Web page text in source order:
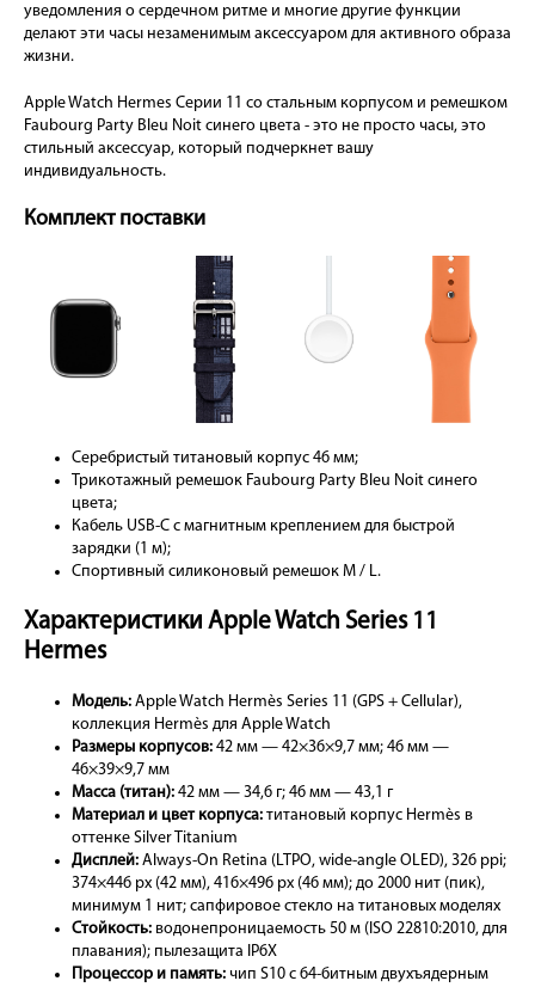
уведомления о сердечном ритме и многие другие функции
делают эти часы незаменимым аксессуаром для активного образа
жизни.
Apple Watch Hermes Серии 11 со стальным корпусом и ремешком
Faubourg Party Bleu Noit синего цвета - это не просто часы, это
стильный аксессуар, который подчеркнет вашу
индивидуальность.
Комплект поставки
Серебристый титановый корпус 46 мм;
Трикотажный ремешок Faubourg Party Bleu Noit синего
цвета;
Кабель USB-C с магнитным креплением для быстрой
зарядки (1 м);
Cпортивный силиконовый ремешок M / L.
Характеристики Apple Watch Series 11
Hermes
Модель: Apple Watch Hermès Series 11 (GPS + Cellular),
коллекция Hermès для Apple Watch
Размеры корпусов: 42 мм — 42×36×9,7 мм; 46 мм —
46×39×9,7 мм
Масса (титан): 42 мм — 34,6 г; 46 мм — 43,1 г
Материал и цвет корпуса: титановый корпус Hermès в
оттенке Silver Titanium
Дисплей: Always-On Retina (LTPO, wide-angle OLED), 326 ppi;
374×446 px (42 мм), 416×496 px (46 мм); до 2000 нит (пик),
минимум 1 нит; сапфировое стекло на титановых моделях
Стойкость: водонепроницаемость 50 м (ISO 22810:2010, для
плавания); пылезащита IP6X
Процессор и память: чип S10 с 64-битным двухъядерным